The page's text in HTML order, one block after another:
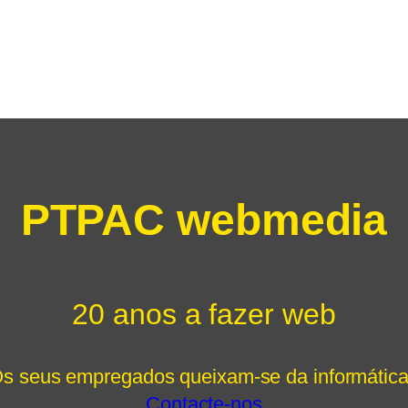
PTPAC webmedia
20 anos a fazer web
seus empregados queixam-se da